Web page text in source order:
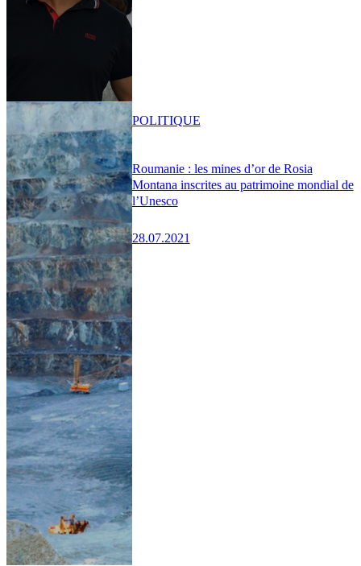
Roumanie : les mines d’or de Rosia
Montana inscrites au patrimoine mondial de
l’Unesco
28.07.2021
POLITIQUE